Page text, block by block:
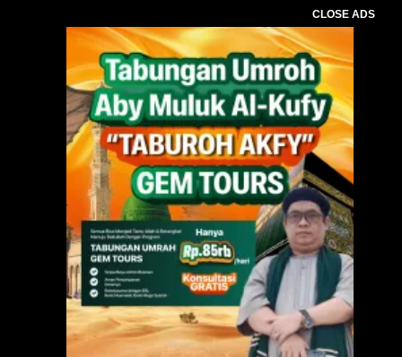
CLOSE ADS